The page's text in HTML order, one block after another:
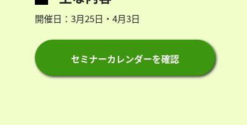
開催日：3月25日・4月3日
セミナーカレンダーを確認